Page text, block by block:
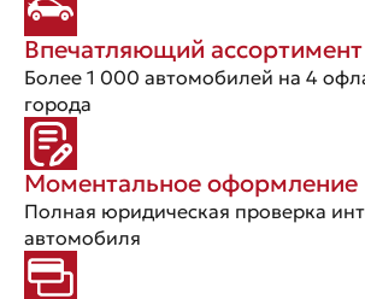
Впечатляющий ассортимент
Более 1 000 автомобилей на 4
города
Моментальное оформление
Полная юридическая проверка
автомобиля